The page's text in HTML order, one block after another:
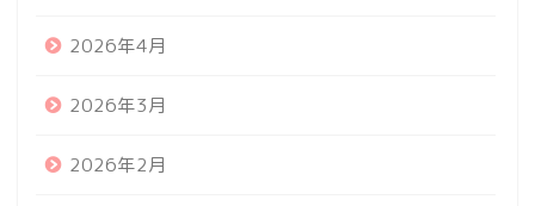
2026年4月
2026年3月
2026年2月